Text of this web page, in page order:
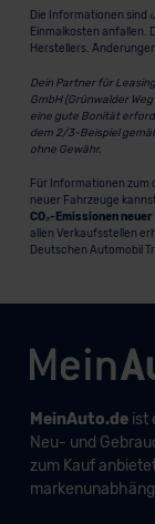
Die Informationen sind
Einmalkosten anfallen.
Herstellers.
Dein Partner für
GmbH (Grünwalder
eine gute Bonität
dem 2/3-Beispiel
ohne Gewähr.
Für Informationen zum
neuer Fahrzeuge
CO₂-Emissionen
allen Verkaufsstellen
Deutschen Automobil
MeinAuto.deist
Neu- und
zum Kauf